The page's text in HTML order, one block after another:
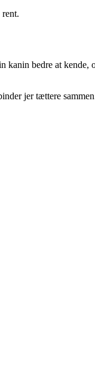
bedre at kende,
jer tættere